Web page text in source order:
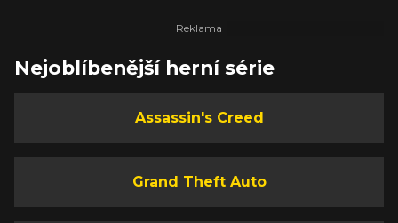
Nejoblíbenější herní série
Assassin's Creed
Grand Theft Auto